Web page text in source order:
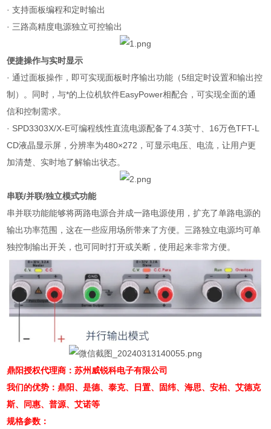
·支持面板编程和定时输出
· 三路高精度电源独立可控输出
便捷操作与实时显示
·通过面板操作，即可实现面板时序输出功能（5组定时设置和输出控
制）。同时，与*的上位机软件EasyPower相配合，可实现全面的通
信和控制需求。
· SPD3303X/X-E可编程线性直流电源配备了4.3英寸、 16万色TFT-L
CD液晶显示屏，分辨率为480×272 ，可显示电压、电流，让用户更
加清楚、实时地了解输出状态。
串联/并联/独立模式功能
串并联功能能够将两路电源合并成一路电源使用，扩充了单路电源的
输出功率范围，这在一些应用场所带来了方便。三路独立电源均可单
独控制输出开关，也可同时打开或关断，使用起来非常方便。
鼎阳授权代理商：苏州威锐科电子有限公司
我们的优势：鼎阳、是德、泰克、日置、固纬、海思、安柏、艾德克
斯、同惠、普源、艾诺等
规格参数：